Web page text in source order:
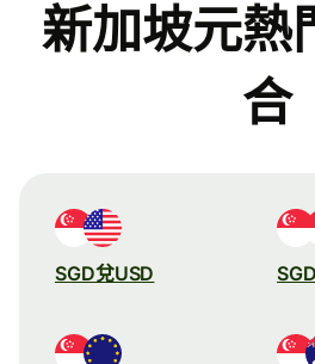
新加坡元熱
合
SGD兌USD